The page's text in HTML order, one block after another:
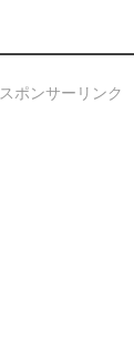
スポンサーリンク